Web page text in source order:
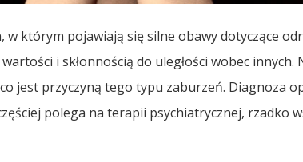
którym pojawiają się silne obawy dotyczące
i skłonnością do uległości wobec innych.
jest przyczyną tego typu zaburzeń. Diagnoza
polega na terapii psychiatrycznej, rzadko